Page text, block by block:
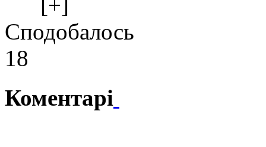
Сподобалось
18
Коментарі